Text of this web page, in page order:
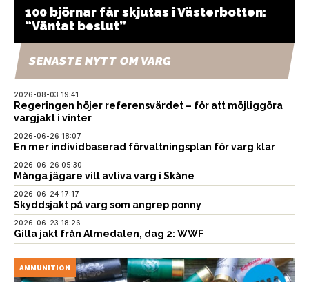
100 björnar får skjutas i Västerbotten:
“Väntat beslut”
SENASTE NYTT OM VARG
2026-08-03 19:41
Regeringen höjer referensvärdet – för att möjliggöra
vargjakt i vinter
2026-06-26 18:07
En mer individbaserad förvaltningsplan för varg klar
2026-06-26 05:30
Många jägare vill avliva varg i Skåne
2026-06-24 17:17
Skyddsjakt på varg som angrep ponny
2026-06-23 18:26
Gilla jakt från Almedalen, dag 2: WWF
AMMUNITION